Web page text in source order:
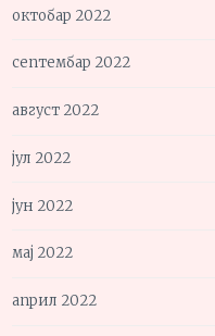
октобар 2022
септембар 2022
август 2022
јул 2022
јун 2022
мај 2022
април 2022